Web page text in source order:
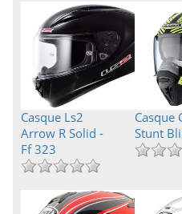
Casque Ls2
Arrow R Solid -
Ff 323
Casque
Stunt